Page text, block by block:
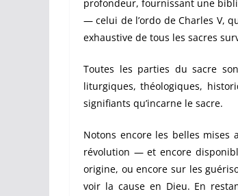
profondeur, fournissant une
— celui de l’ordo de Charles V,
exhaustive de tous les sacres
Toutes les parties du sacre
liturgiques, théologiques,
signifiants qu’incarne le sacre.
Notons encore les belles
révolution — et encore
origine, ou encore sur les
voir la cause en Dieu. En